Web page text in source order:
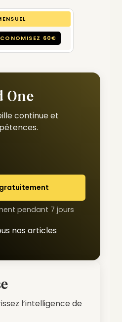
60€
One
continue et
pendant 7 jours
nos articles
l’intelligence de